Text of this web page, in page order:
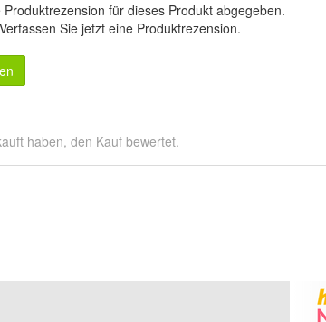
für dieses Produkt abgegeben.
Verfassen Sie jetzt eine Produktrezension.
haben, den Kauf bewertet.